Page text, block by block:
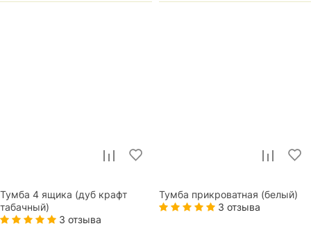
Тумба 4 ящика (дуб крафт
табачный)
3 отзыва
Тумба прикроватная (белый)
3 отзыва